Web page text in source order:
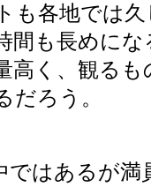
も各地では
間も長めに
高く、観る
だろう。
ではあるが満